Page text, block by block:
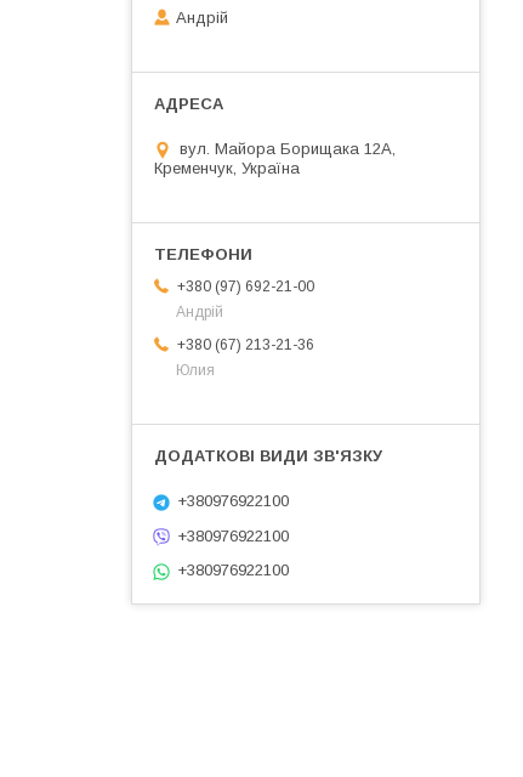
Андрій
вул. Майора Борищака 12А,
Кременчук, Україна
+380 (97) 692-21-00
Андрій
+380 (67) 213-21-36
Юлия
+380976922100
+380976922100
+380976922100